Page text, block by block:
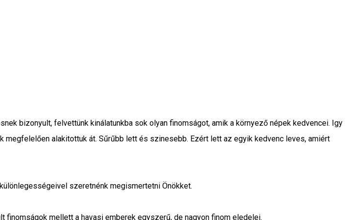
bizonyult, felvettünk kinálatunkba sok olyan finomságot, amik a környező népek kedvencei. Igy
alakitottuk át. Sűrűbb lett és szinesebb. Ezért lett az egyik kedvenc leves, amiért
szeretnénk megismertetni Önökket.
finomságok mellett a havasi emberek egyszerű, de nagyon finom eledelei.